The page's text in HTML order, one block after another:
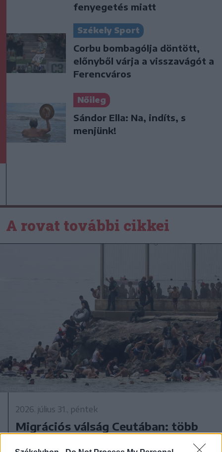
fenyegetés miatt
Székely Sport
Corbu bombagólja döntött,
előnyből várja a visszavágót a
Ferencváros
Nőileg
Sándor Ella: Na, indíts, s
menjünk!
A rovat további cikkei
2026. július 31., péntek
Migrációs válság Ceutában: több